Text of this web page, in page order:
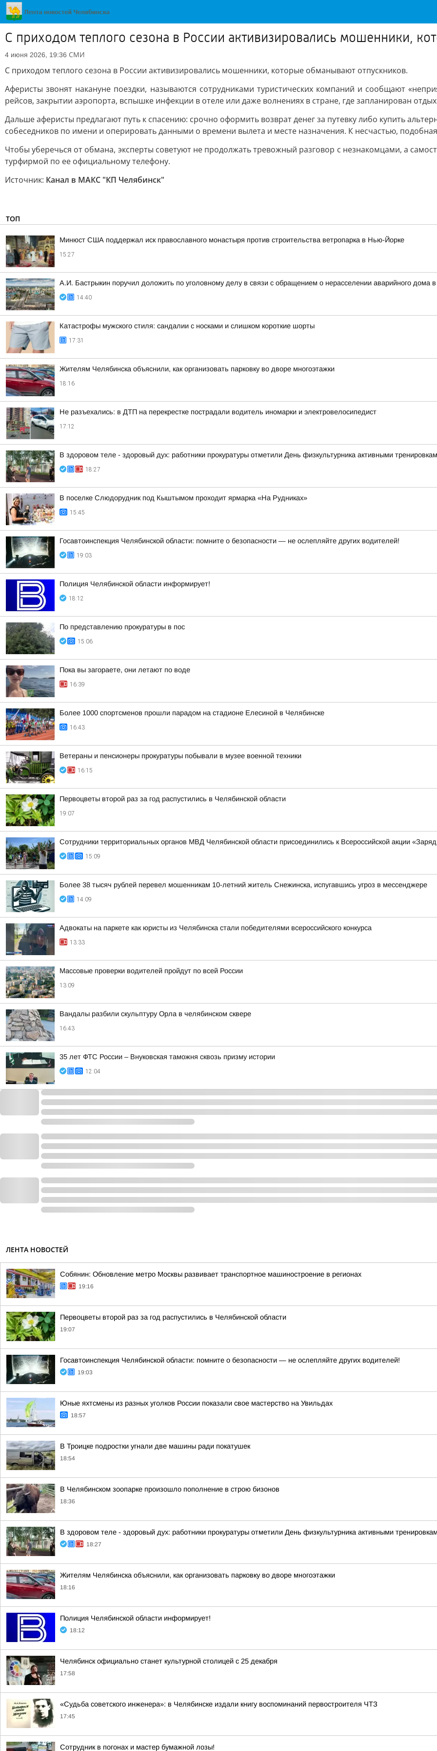
С приходом теплого сезона в России активизировались мошенники,
4 июня 2026, 19:36 СМИ
С приходом теплого сезона в России активизировались мошенники, которые обманывают отпускников.
Аферисты звонят накануне поездки, называются сотрудниками туристических компаний и сообщают
рейсов, закрытии аэропорта, вспышке инфекции в отеле или даже волнениях в стране, где запланирован
Дальше аферисты предлагают путь к спасению: срочно оформить возврат денег за путевку либо купить
собеседников по имени и оперировать данными о времени вылета и месте назначения. К несчастью,
Чтобы уберечься от обмана, эксперты советуют не продолжать тревожный разговор с незнакомцами, а
турфирмой по ее официальному телефону.
Источник: Канал в МАКС "КП Челябинск"
ТОП
Минюст США поддержал иск православного монастыря против строительства ветропарка в Нью-Йорке
15:27
А.И. Бастрыкин поручил доложить по уголовному делу в связи с обращением о нерасселении аварийного дома в
14:40
Катастрофы мужского стиля: сандалии с носками и слишком короткие шорты
17:31
Жителям Челябинска объяснили, как организовать парковку во дворе многоэтажки
18:16
Не разъехались: в ДТП на перекрестке пострадали водитель иномарки и электровелосипедист
17:12
В здоровом теле - здоровый дух: работники прокуратуры отметили День физкультурника активными
18:27
В поселке Слюдорудник под Кыштымом проходит ярмарка «На Рудниках»
15:45
Госавтоинспекция Челябинской области: помните о безопасности — не ослепляйте других водителей!
19:03
Полиция Челябинской области информирует!
18:12
По представлению прокуратуры в пос
15:06
Пока вы загораете, они летают по воде
16:39
Более 1000 спортсменов прошли парадом на стадионе Елесиной в Челябинске
16:43
Ветераны и пенсионеры прокуратуры побывали в музее военной техники
16:15
Первоцветы второй раз за год распустились в Челябинской области
19:07
Сотрудники территориальных органов МВД Челябинской области присоединились к Всероссийской акции
15:09
Более 38 тысяч рублей перевел мошенникам 10-летний житель Снежинска, испугавшись угроз в мессенджере
14:09
Адвокаты на паркете как юристы из Челябинска стали победителями всероссийского конкурса
13:33
Массовые проверки водителей пройдут по всей России
13:09
Вандалы разбили скульптуру Орла в челябинском сквере
16:43
35 лет ФТС России – Внуковская таможня сквозь призму истории
12:04
ЛЕНТА НОВОСТЕЙ
Собянин: Обновление метро Москвы развивает транспортное машиностроение в регионах
19:16
Первоцветы второй раз за год распустились в Челябинской области
19:07
Госавтоинспекция Челябинской области: помните о безопасности — не ослепляйте других водителей!
19:03
Юные яхтсмены из разных уголков России показали свое мастерство на Увильдах
18:57
В Троицке подростки угнали две машины ради покатушек
18:54
В Челябинском зоопарке произошло пополнение в строю бизонов
18:36
В здоровом теле - здоровый дух: работники прокуратуры отметили День физкультурника активными
18:27
Жителям Челябинска объяснили, как организовать парковку во дворе многоэтажки
18:16
Полиция Челябинской области информирует!
18:12
Челябинск официально станет культурной столицей с 25 декабря
17:58
«Судьба советского инженера»: в Челябинске издали книгу воспоминаний первостроителя ЧТЗ
17:45
Сотрудник в погонах и мастер бумажной лозы!